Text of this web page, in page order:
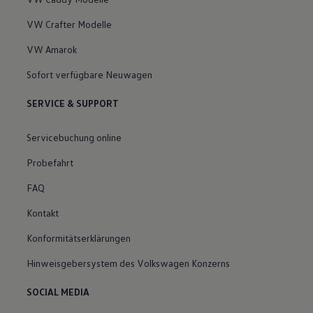
VW Crafter Modelle
VW Amarok
Sofort verfügbare Neuwagen
SERVICE & SUPPORT
Servicebuchung online
Probefahrt
FAQ
Kontakt
Konformitätserklärungen
Hinweisgebersystem des Volkswagen Konzerns
SOCIAL MEDIA